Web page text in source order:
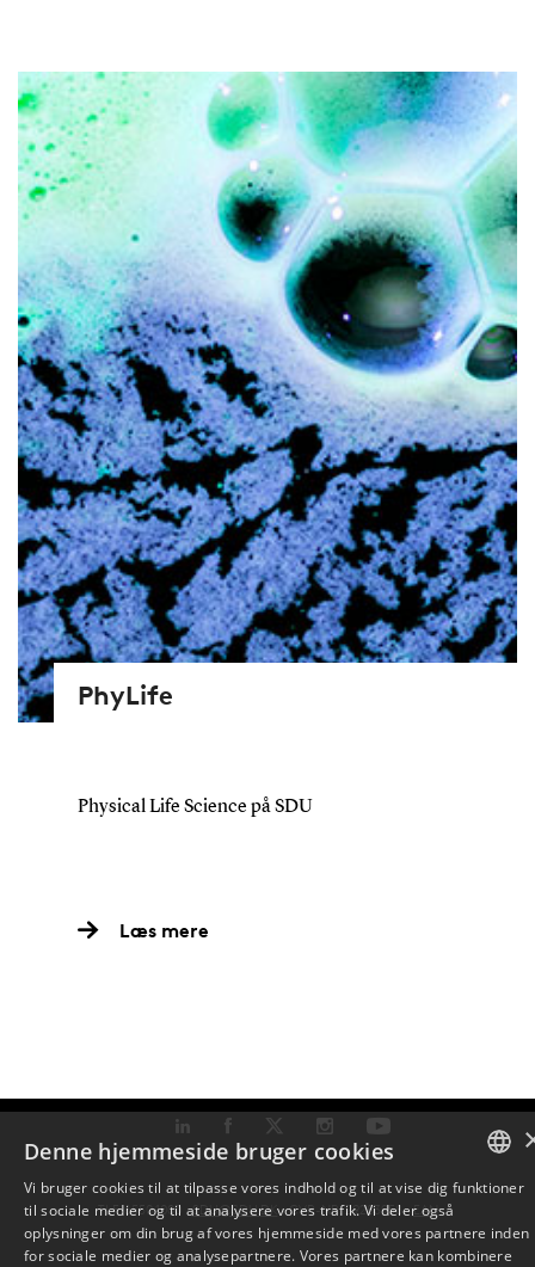
PhyLife
Physical Life Science på SDU
Læs mere
TLF: 6550 1000 ·SDU@SDU.DK· CVR-NR: 29283958 ·EAN
Denne hjemmeside bruger cookies
Vi bruger cookies til at tilpasse vores indhold og til at vise dig funktioner
til sociale medier og til at analysere vores trafik. Vi deler også
oplysninger om din brug af vores hjemmeside med vores partnere inden
for sociale medier og analysepartnere. Vores partnere kan kombinere